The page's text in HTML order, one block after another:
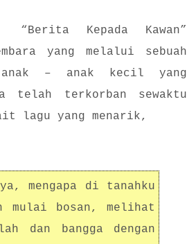
Kepada Kawan”
yang melalui sebuah
anak – anak kecil yang
telah terkorban sewaktu
lagu yang menarik,
mengapa di tanahku
mulai bosan, melihat
dan bangga dengan